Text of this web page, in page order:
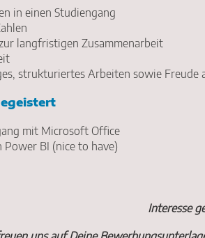
in einen Studiengang
langfristigen Zusammenarbeit
strukturiertes Arbeiten sowie Freude
mit Microsoft Office
Power BI (nice to have)
Interesse